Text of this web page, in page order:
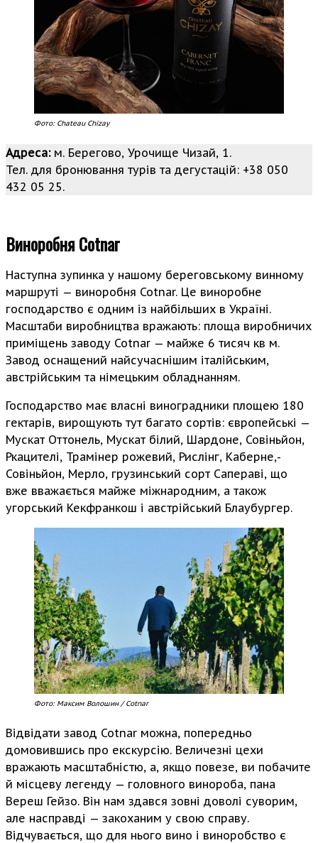
Фото: Chateau Chizay
Адреса:м. Берегово, Урочище Чизай, 1.
Тел. для бронювання турів та дегустацій: +38 050
432 05 25.
Виноробня Cotnar
Наступна зупинка у нашому береговському винному
маршруті — виноробня Cotnar. Це виноробне
господарство є одним із найбільших в Україні.
Масштаби виробництва вражають: площа виробничих
приміщень заводу Cotnar — майже 6 тисяч кв м.
Завод оснащений найсучаснішим італійським,
австрійським та німецьким обладнанням.
Господарство має власні виноградники площею 180
гектарів, вирощують тут багато сортів: європейські —
Мускат Оттонель, Мус­кат білий, Шардоне, Совіньйон,
Ркацителі, Трамінер рожевий, Рислінг, Ка­берне,­
Совіньйон, Мерло, грузинський сорт Сапераві, що
вже вважається майже міжнародним, а також
угорський Кекфранкош і австрійський Блаубургер.
Фото: Максим Волошин / Cotnar
Відвідати завод Cotnar можна, попередньо
домовившись про екскурсію. Величезні цехи
вражають масштабністю, а, якщо повезе, ви побачите
й місцеву легенду — головного винороба, пана
Вереш Гейзо. Він нам здався зовні доволі суворим,
але насправді — закоханим у свою справу.
Відчувається, що для нього вино і виноробство є